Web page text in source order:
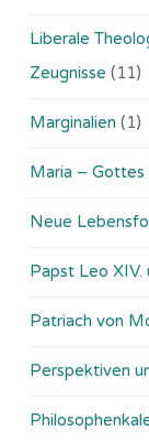
Liberale
Zeugnisse (11)
Marginalien (1)
Maria –
Neue
Papst Leo XIV.
Patriach von
Perspektiven